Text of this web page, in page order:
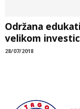
Održana
velikom
28/07/2018